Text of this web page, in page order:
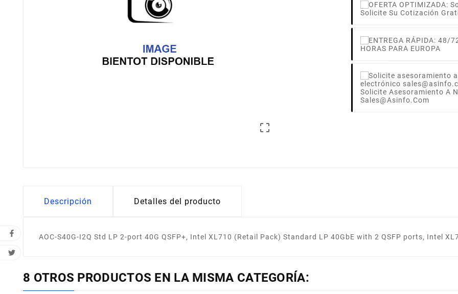

Solicite Su Cotización
HORAS PARA EUROPA
Solicite Asesoramiento A
Sales@asinfo.com
Descripción Detalles del producto
AOC-S40G-I2Q Std LP 2-port 40G QSFP+, Intel XL710 (Retail Pack) Standard LP 40GbE with 2 QSFP ports, Intel
8 OTROS PRODUCTOS EN LA MISMA CATEGORÍA: